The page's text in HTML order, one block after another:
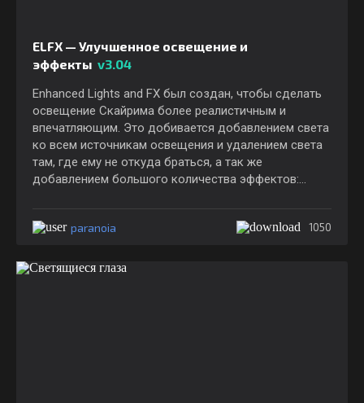
ELFX — Улучшенное освещение и
эффекты v3.04
Enhanced Lights and FX был создан, чтобы сделать
освещение Скайрима более реалистичным и
впечатляющим. Это добивается добавлением света
ко всем источникам освещения и удалением света
там, где ему не откуда браться, а так же
добавлением большого количества эффектов:
paranoia 1050